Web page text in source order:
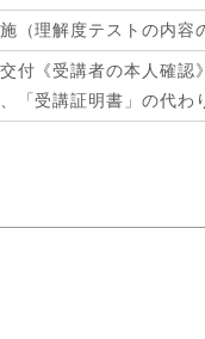
（理解度テストの内容
付《受講者の本人確認》
「受講証明書」の代わ